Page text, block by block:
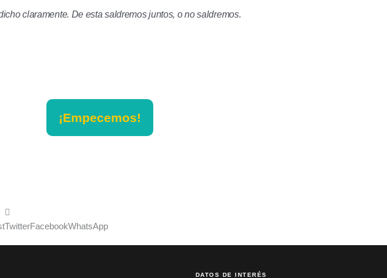
claramente. De esta saldremos juntos, o no saldremos.
¡Empecemos!
TwitterFacebookWhatsApp
DATOS DE INTERÉS